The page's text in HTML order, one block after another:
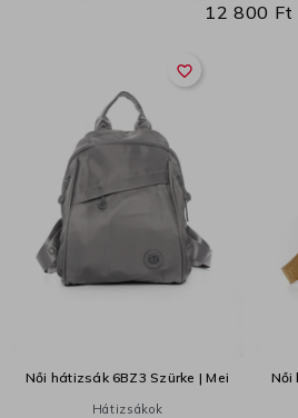
12 800 Ft
favorite_border
Női hátizsák 6BZ3 Szürke | Mei
Hátizsákok
Női